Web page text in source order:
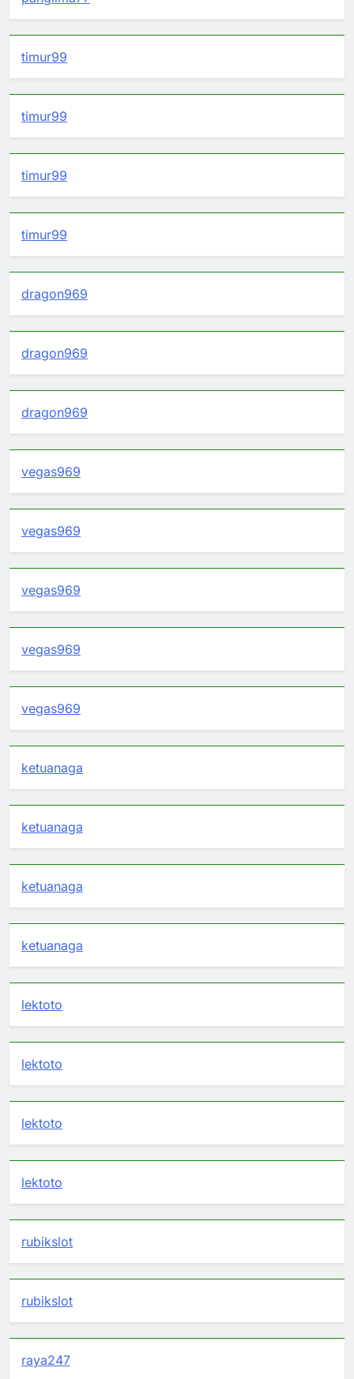
timur99
timur99
timur99
timur99
dragon969
dragon969
dragon969
vegas969
vegas969
vegas969
vegas969
vegas969
ketuanaga
ketuanaga
ketuanaga
ketuanaga
lektoto
lektoto
lektoto
lektoto
rubikslot
rubikslot
raya247